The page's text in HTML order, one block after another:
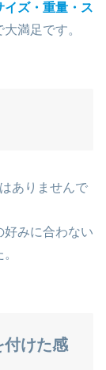
イズ・重量・ス
大満足です。
ありませんで
好みに合わない
付けた感